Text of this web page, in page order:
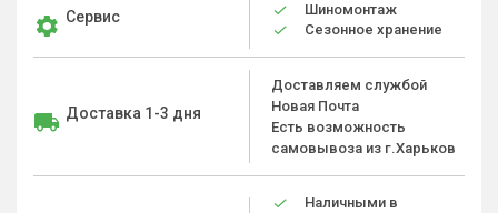
Сервис
Шиномонтаж
Сезонное хранение
Доставка 1-3 дня
Доставляем службой
Новая Почта
Есть возможность
самовывоза из г.Харьков
Наличными в